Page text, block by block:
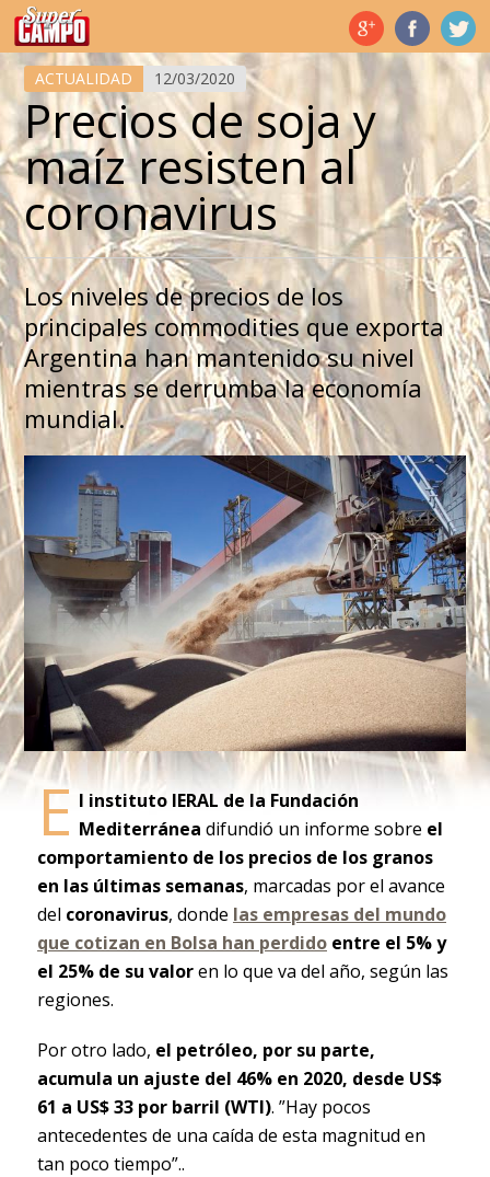
Temas de hoy
ACTUALIDAD 12/03/2020
Precios de soja y
maíz resisten al
coronavirus
Los niveles de precios de los
principales commodities que exporta
Argentina han mantenido su nivel
mientras se derrumba la economía
mundial.
E l instituto IERAL de la Fundación
Mediterránea difundió un informe sobre el
comportamiento de los precios de los granos
en las últimas semanas, marcadas por el avance
del coronavirus, donde las empresas del mundo
que cotizan en Bolsa han perdidoentre el 5% y
el 25% de su valoren lo que va del año, según las
regiones.
Por otro lado, el petróleo, por su parte,
acumula un ajuste del 46% en 2020, desde US$
61 a US$ 33 por barril (WTI). ”Hay pocos
antecedentes de una caída de esta magnitud en
tan poco tiempo”..